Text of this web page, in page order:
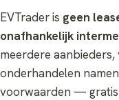
EVTrader is geen
onafhankelijk
meerdere
onderhandelen
voorwaarden — gratis